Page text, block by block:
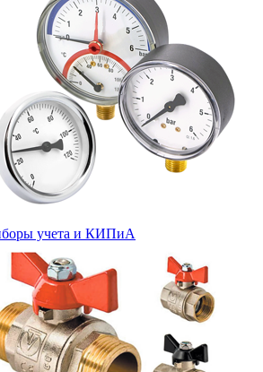
учета и КИПиА